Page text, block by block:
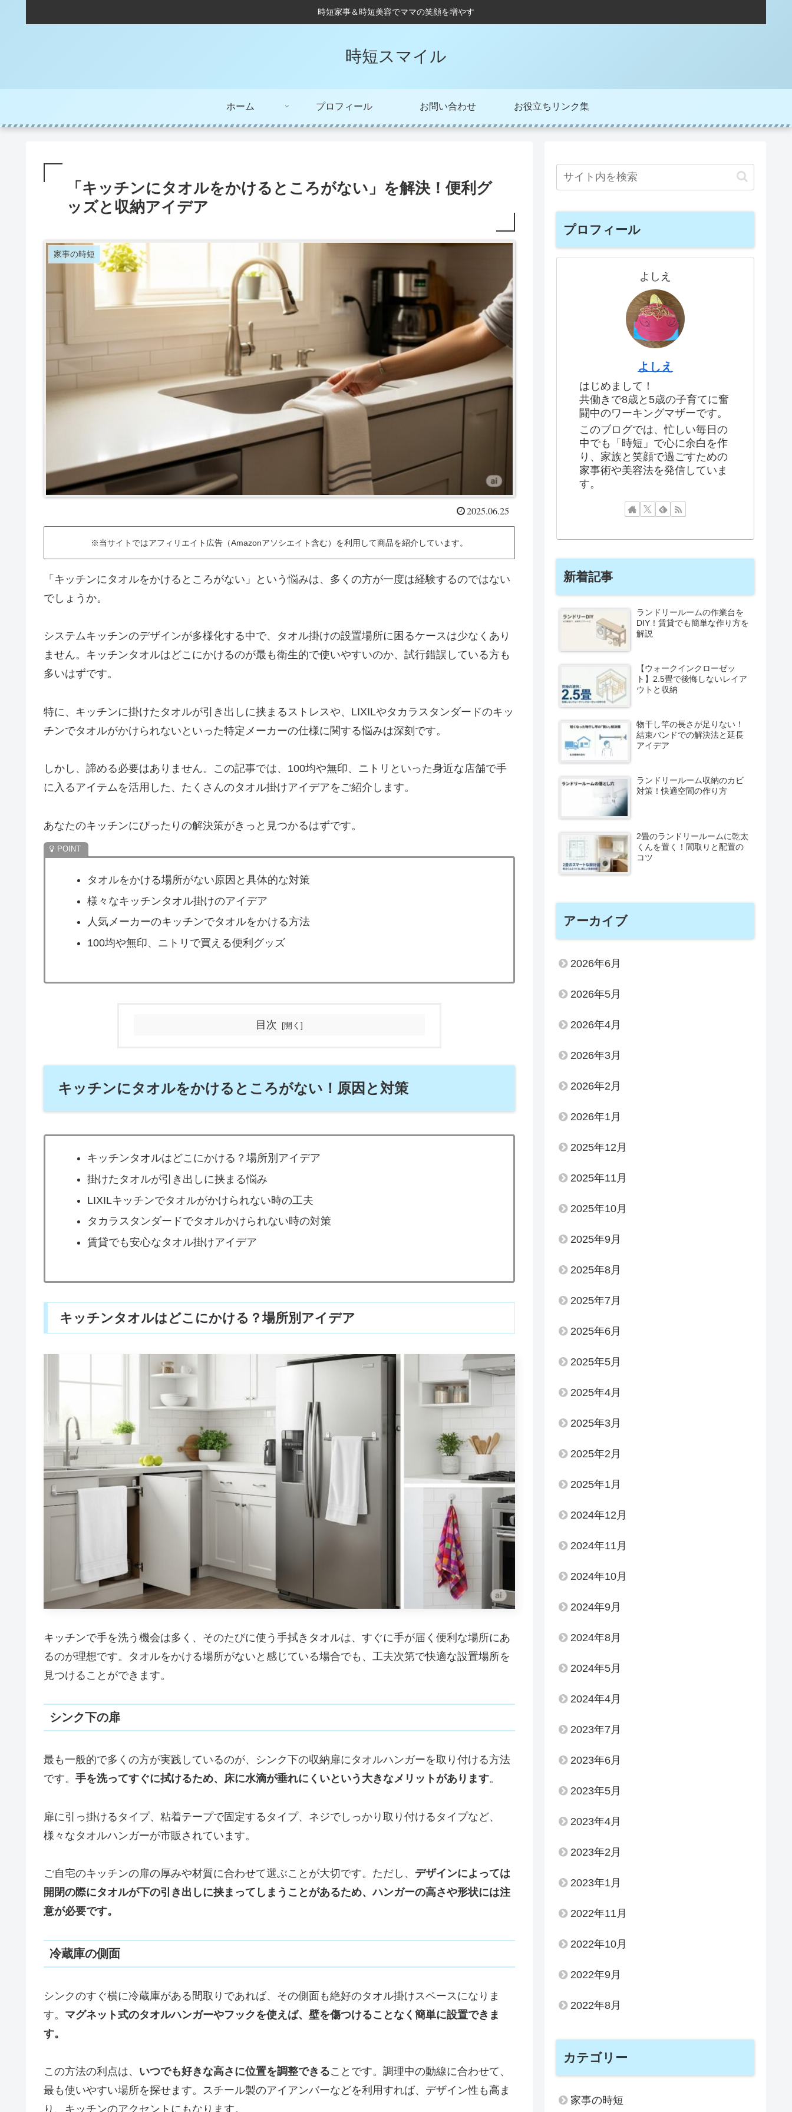
時短家事＆時短美容でママの笑顔を増やす
時短スマイル
ホーム プロフィール お問い合わせ お役立ちリンク集
「キッチンにタオルをかけるところがない」を解決！便利グ
ッズと収納アイデア
家事の時短
2025.06.25
※当サイトではアフィリエイト広告（Amazonアソシエイト含む）を利用して商品を紹介しています。
「キッチンにタオルをかけるところがない」という悩みは、多くの方が一度は経験するのではない
でしょうか。
システムキッチンのデザインが多様化する中で、タオル掛けの設置場所に困るケースは少なくあり
ません。キッチンタオルはどこにかけるのが最も衛生的で使いやすいのか、試行錯誤している方も
多いはずです。
特に、キッチンに掛けたタオルが引き出しに挟まるストレスや、LIXILやタカラスタンダードのキッ
チンでタオルがかけられないといった特定メーカーの仕様に関する悩みは深刻です。
しかし、諦める必要はありません。この記事では、100均や無印、ニトリといった身近な店舗で手
に入るアイテムを活用した、たくさんのタオル掛けアイデアをご紹介します。
あなたのキッチンにぴったりの解決策がきっと見つかるはずです。
タオルをかける場所がない原因と具体的な対策
様々なキッチンタオル掛けのアイデア
人気メーカーのキッチンでタオルをかける方法
100均や無印、ニトリで買える便利グッズ
目次
キッチンにタオルをかけるところがない！原因と対策
キッチンタオルはどこにかける？場所別アイデア
掛けたタオルが引き出しに挟まる悩み
LIXILキッチンでタオルがかけられない時の工夫
タカラスタンダードでタオルかけられない時の対策
賃貸でも安心なタオル掛けアイデア
キッチンタオルはどこにかける？場所別アイデア
キッチンで手を洗う機会は多く、そのたびに使う手拭きタオルは、すぐに手が届く便利な場所にあ
るのが理想です。タオルをかける場所がないと感じている場合でも、工夫次第で快適な設置場所を
見つけることができます。
シンク下の扉
最も一般的で多くの方が実践しているのが、シンク下の収納扉にタオルハンガーを取り付ける方法
です。 手を洗ってすぐに拭けるため、床に水滴が垂れにくいという大きなメリットがあります。
扉に引っ掛けるタイプ、粘着テープで固定するタイプ、ネジでしっかり取り付けるタイプなど、
様々なタオルハンガーが市販されています。
ご自宅のキッチンの扉の厚みや材質に合わせて選ぶことが大切です。ただし、 デザインによっては
開閉の際にタオルが下の引き出しに挟まってしまうことがあるため、ハンガーの高さや形状には注
意が必要です。
冷蔵庫の側面
シンクのすぐ横に冷蔵庫がある間取りであれば、その側面も絶好のタオル掛けスペースになりま
す。 マグネット式のタオルハンガーやフックを使えば、壁を傷つけることなく簡単に設置できま
す。
この方法の利点は、 いつでも好きな高さに位置を調整できることです。調理中の動線に合わせて、
最も使いやすい場所を探せます。スチール製のアイアンバーなどを利用すれば、デザイン性も高ま
り、キッチンのアクセントにもなります。
プロフィール
よしえ
よしえ
はじめまして！
共働きで8歳と5歳の子育てに奮
闘中のワーキングマザーです。
このブログでは、忙しい毎日の
中でも「時短」で心に余白を作
り、家族と笑顔で過ごすための
家事術や美容法を発信していま
す。
新着記事
ランドリールームの作業台を
DIY！賃貸でも簡単な作り方を
解説
【ウォークインクローゼッ
ト】2.5畳で後悔しないレイア
ウトと収納
物干し竿の長さが足りない！
結束バンドでの解決法と延長
アイデア
ランドリールーム収納のカビ
対策！快適空間の作り方
2畳のランドリールームに乾太
くんを置く！間取りと配置の
コツ
アーカイブ
2026年6月
2026年5月
2026年4月
2026年3月
2026年2月
2026年1月
2025年12月
2025年11月
2025年10月
2025年9月
2025年8月
2025年7月
2025年6月
2025年5月
2025年4月
2025年3月
2025年2月
2025年1月
2024年12月
2024年11月
2024年10月
2024年9月
2024年8月
2024年5月
2024年4月
2023年7月
2023年6月
2023年5月
2023年4月
2023年2月
2023年1月
2022年11月
2022年10月
2022年9月
2022年8月
カテゴリー
家事の時短